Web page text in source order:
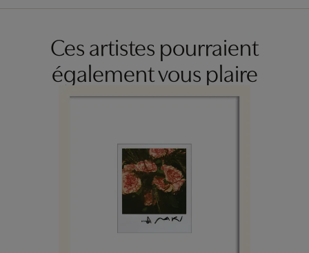
Ces artistes pourraient
également vous plaire